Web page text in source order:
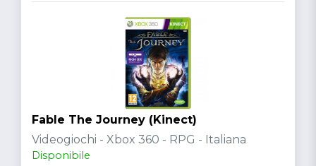
Fable The Journey (Kinect)
Videogiochi - Xbox 360 - RPG - Italiana
Disponibile